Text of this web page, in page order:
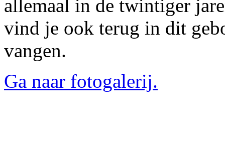
allemaal in de twintiger
vind je ook terug in dit
vangen.
Ga naar fotogalerij.